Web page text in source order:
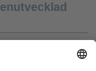
som en del av
med en